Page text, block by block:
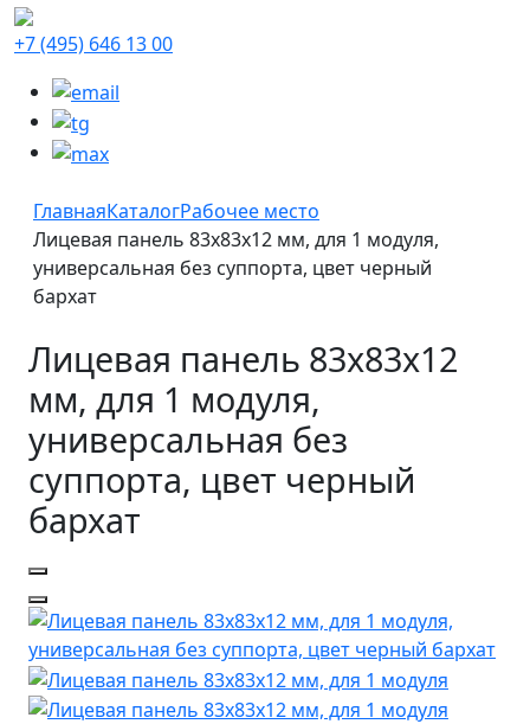
+7 (495) 646 13 00
ГлавнаяКаталогРабочее место
Лицевая панель 83х83х12 мм, для 1 модуля,
универсальная без суппорта, цвет черный
бархат
Лицевая панель 83х83х12
мм, для 1 модуля,
универсальная без
суппорта, цвет черный
бархат